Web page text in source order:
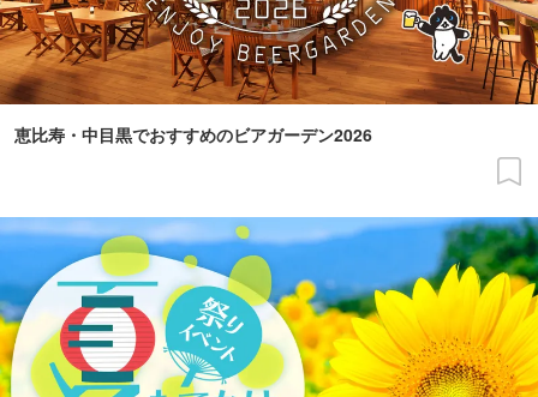
恵比寿・中目黒でおすすめのビアガーデン2026